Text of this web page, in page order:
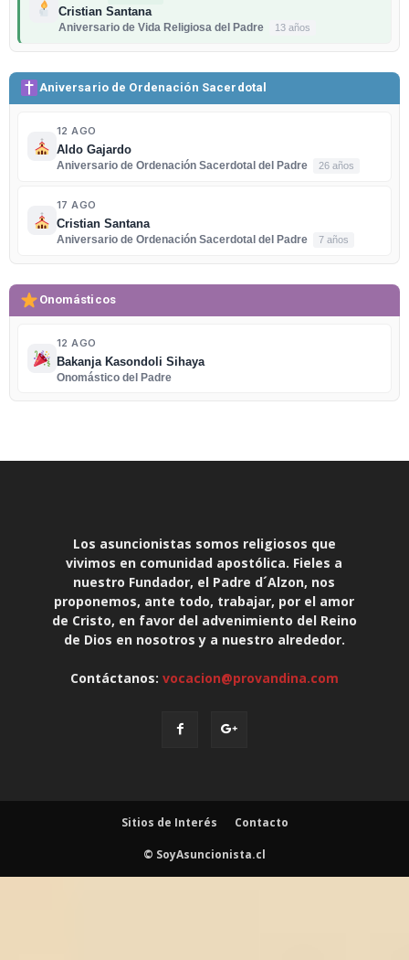
Cristian Santana
Aniversario de Vida Religiosa del Padre
13 años
Aniversario de Ordenación Sacerdotal
12 AGO
Aldo Gajardo
Aniversario de Ordenación Sacerdotal del Padre
26 años
17 AGO
Cristian Santana
Aniversario de Ordenación Sacerdotal del Padre
7 años
Onomásticos
12 AGO
Bakanja Kasondoli Sihaya
Onomástico del Padre
Los asuncionistas somos religiosos que
vivimos en comunidad apostólica. Fieles a
nuestro Fundador, el Padre d´Alzon, nos
proponemos, ante todo, trabajar, por el amor
de Cristo, en favor del advenimiento del Reino
de Dios en nosotros y a nuestro alrededor.
Contáctanos: vocacion@provandina.com
Sitios de Interés Contacto
© SoyAsuncionista.cl